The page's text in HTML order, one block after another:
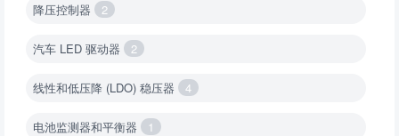
降压控制器 2
汽车 LED 驱动器 2
线性和低压降 (LDO) 稳压器 4
电池监测器和平衡器 1